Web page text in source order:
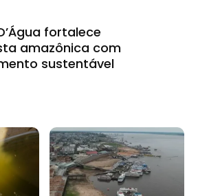
fortalece
amazônica com
sustentável